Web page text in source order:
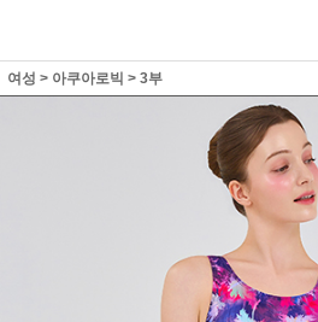
여성 > 아쿠아로빅 > 3부